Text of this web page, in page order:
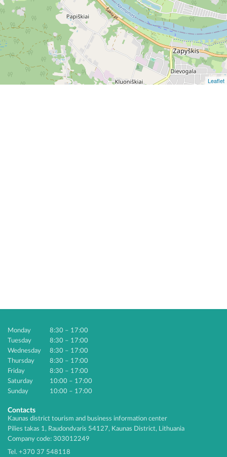
Leaflet
Monday
8:30 – 17:00
Tuesday
8:30 – 17:00
Wednesday
8:30 – 17:00
Thursday
8:30 – 17:00
Friday
8:30 – 17:00
Saturday
10:00 – 17:00
Sunday
10:00 – 17:00
Contacts
Kaunas district tourism and business information center
Pilies takas 1, Raudondvaris 54127, Kaunas District, Lithuania
Company code: 303012249
Tel. +370 37 548118